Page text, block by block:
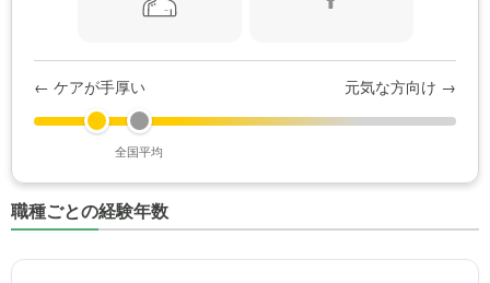
← ケアが手厚い 元気な方向け →
全国平均
職種ごとの経験年数